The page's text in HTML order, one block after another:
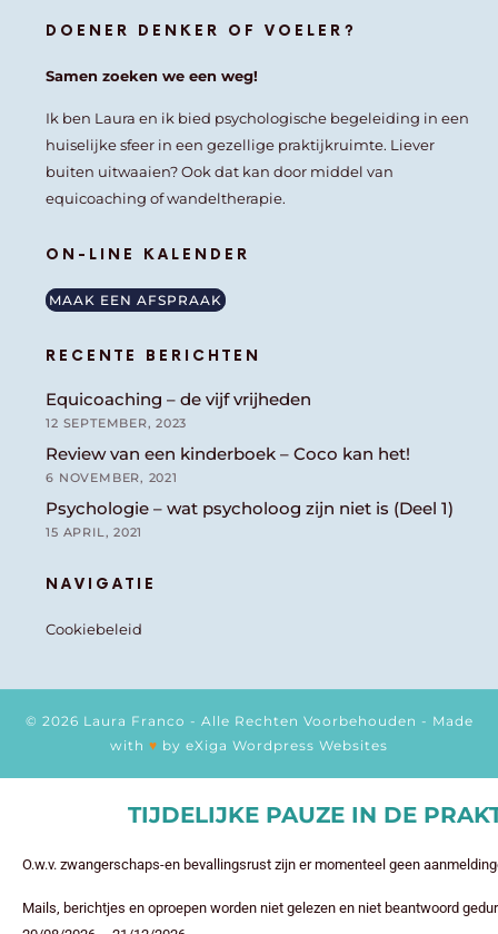
DOENER DENKER OF VOELER?
Samen zoeken we een weg!
Ik ben Laura en ik bied psychologische begeleiding in een
huiselijke sfeer in een gezellige praktijkruimte. Liever
buiten uitwaaien? Ook dat kan door middel van
equicoaching of wandeltherapie.
ON-LINE KALENDER
MAAK EEN AFSPRAAK
RECENTE BERICHTEN
Equicoaching – de vijf vrijheden
12 SEPTEMBER, 2023
Review van een kinderboek – Coco kan het!
6 NOVEMBER, 2021
Psychologie – wat psycholoog zijn niet is (Deel 1)
15 APRIL, 2021
NAVIGATIE
Cookiebeleid
© 2026 Laura Franco - Alle Rechten Voorbehouden - Made
with ♥ by eXiga Wordpress Websites
TIJDELIJKE PAUZE IN DE
O.w.v. zwangerschaps-en bevallingsrust zijn er momenteel geen
Mails, berichtjes en oproepen worden niet gelezen en niet beantwoord